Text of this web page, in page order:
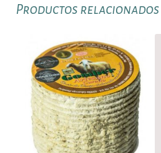
Productos relacionados